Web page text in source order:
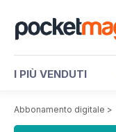
I PIÙ VENDUTI
Abbonamento digitale >